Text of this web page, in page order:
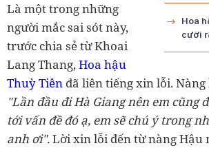
Hoa
cười
Là một trong những
người mắc sai sót này,
trước chia sẻ từ Khoai
Lang Thang,Hoa hậu
Thuỳ Tiên đã liên tiếng xin lỗi. Nàng
"Lần đầu đi Hà Giang nên em cũng
tới vấn đề đó ạ, em sẽ chú ý trong
anh ơi".Lời xin lỗi đến từ nàng Hậu